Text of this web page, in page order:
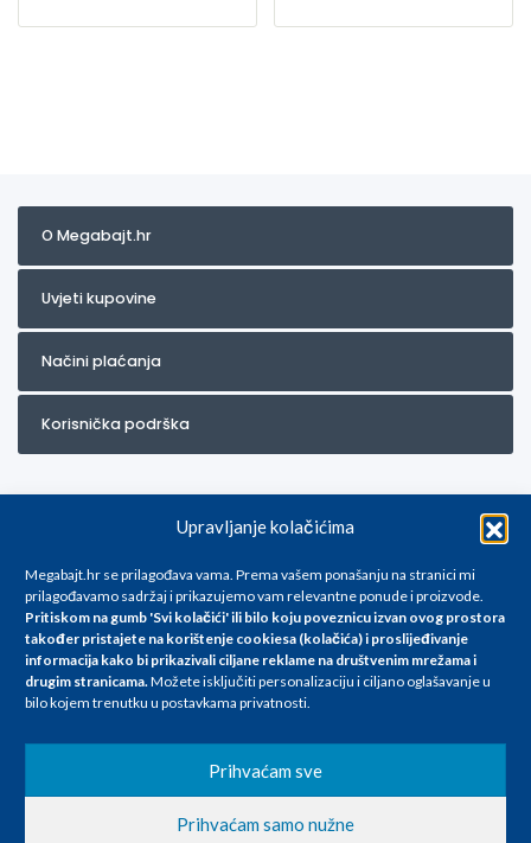
Upravljanje kolačićima
Megabajt.hr se prilagođava vama. Prema vašem ponašanju na stranici mi
prilagođavamo sadržaj i prikazujemo vam relevantne ponude i proizvode.
Pritiskom na gumb 'Svi kolačići' ili bilo koju poveznicu izvan ovog prostora
također pristajete na korištenje cookiesa (kolačića) i proslijeđivanje
informacija kako bi prikazivali ciljane reklame na društvenim mrežama i
drugim stranicama.Možete isključiti personalizaciju i ciljano oglašavanje u
bilo kojem trenutku u postavkama privatnosti.
Prihvaćam sve
Prihvaćam samo nužne
O Megabajt.hr
Uvjeti kupovine
Načini plaćanja
Korisnička podrška
Za artikle kojih trenutno nema u ponudi obratite nam se na
info@megabajt.hr. Sve cijene su informativnog karaktera i podložne su
promjenama, a
iskazane su za avansno plaćanje(gotovina) u Eurima i uključuju PDV. Sve
se razlikovati od cijena u našim poslovnicama. Trudimo se dati što bolji
i točniji opis i sliku. Unatoč tome, ne možemo garantirati da su svi
nastale u opisu proizvoda, greške prilikom štampanja te promjene